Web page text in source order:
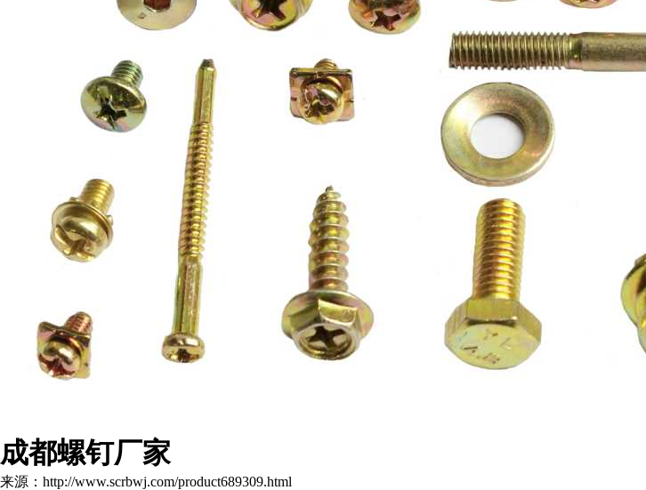
成都螺钉厂家
来源：http://www.scrbwj.com/product689309.html